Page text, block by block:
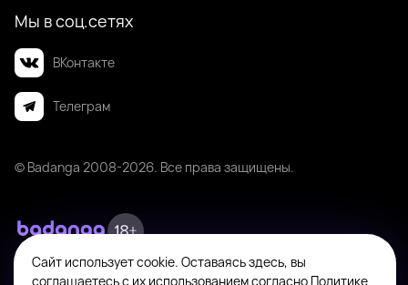
Мы в соц.сетях
ВКонтакте
Телеграм
© Badanga 2008-2026 . Все права защищены.
Badanga не является площадкой для оказания или поиска платных
интимных услуг. Платформа предназначена исключительно для личного
Сайт использует cookie. Оставаясь здесь, вы
соглашаетесь с их использованием согласно Политике